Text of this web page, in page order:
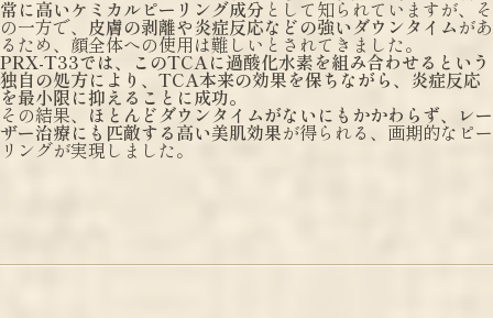
常に高いケミカルピーリング成分 として知られていますが、そ
の一方で、 皮膚の剥離や炎症反応などの強いダウンタイムがあ
るため、顔全体への使用は難しいとされてきました。
PRX-T33では、このTCAに過酸化水素を組み合わせるという
独自の処方により、TCA本来の効果を保ちながら、炎症反応
を最小限に抑えることに成功。
その結果、 ほとんどダウンタイムがないにもかかわらず、レー
ザー治療にも匹敵する高い美肌効果が得られる、画期的なピー
リングが実現しました。